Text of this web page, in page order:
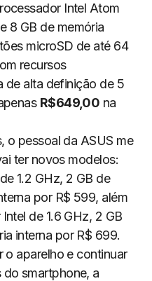
Intel Atom
8 GB de memória
microSD de até 64
recursos
de alta definição de 5
R$649,00 na
o pessoal da ASUS me
ter novos modelos:
1.2 GHz, 2 GB de
por R$ 599, além
de 1.6 GHz, 2 GB
interna por R$ 699.
o aparelho e continuar
smartphone, a